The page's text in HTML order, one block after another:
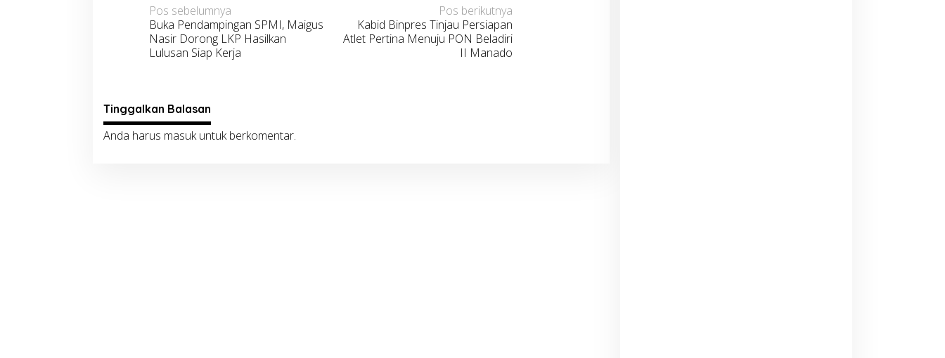
Navigasi
pos
Pos sebelumnya
Buka Pendampingan SPMI, Maigus
Nasir Dorong LKP Hasilkan
Lulusan Siap Kerja
Pos berikutnya
Kabid Binpres Tinjau Persiapan
Atlet Pertina Menuju PON Beladiri
II Manado
Tinggalkan Balasan
Anda harus masukuntuk berkomentar.